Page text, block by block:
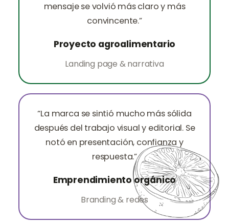
mensaje se volvió más claro y más
convincente.”
Proyecto agroalimentario
Landing page & narrativa
“La marca se sintió mucho más sólida
después del trabajo visual y editorial. Se
notó en presentación, confianza y
respuesta.”
Emprendimiento orgánico
Branding & redes